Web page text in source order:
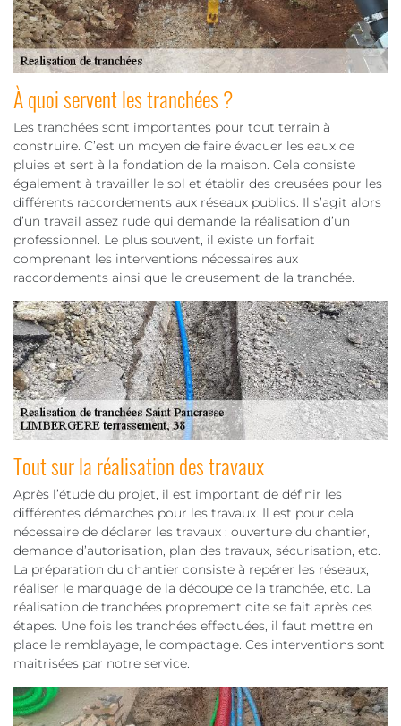
À quoi servent les tranchées ?
Les tranchées sont importantes pour tout terrain à
construire. C’est un moyen de faire évacuer les eaux de
pluies et sert à la fondation de la maison. Cela consiste
également à travailler le sol et établir des creusées pour les
différents raccordements aux réseaux publics. Il s’agit alors
d’un travail assez rude qui demande la réalisation d’un
professionnel. Le plus souvent, il existe un forfait
comprenant les interventions nécessaires aux
raccordements ainsi que le creusement de la tranchée.
Tout sur la réalisation des travaux
Après l’étude du projet, il est important de définir les
différentes démarches pour les travaux. Il est pour cela
nécessaire de déclarer les travaux : ouverture du chantier,
demande d’autorisation, plan des travaux, sécurisation, etc.
La préparation du chantier consiste à repérer les réseaux,
réaliser le marquage de la découpe de la tranchée, etc. La
réalisation de tranchées proprement dite se fait après ces
étapes. Une fois les tranchées effectuées, il faut mettre en
place le remblayage, le compactage. Ces interventions sont
maitrisées par notre service.